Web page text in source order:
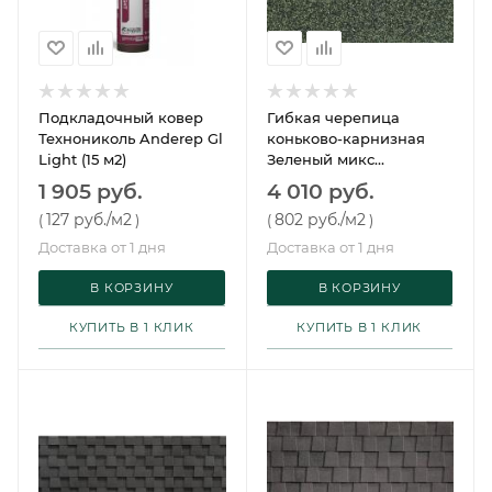
Подкладочный ковер
Технониколь Anderep Gl
Light (15 м2)
1 905 руб.
(127 руб./м2 )
Доставка от 1 дня
В КОРЗИНУ
КУПИТЬ В 1 КЛИК
Гибкая черепица
коньково-карнизная
Зеленый микс
Технониколь
4 010 руб.
(802 руб./м2 )
Доставка от 1 дня
В КОРЗИНУ
КУПИТЬ В 1 КЛИК